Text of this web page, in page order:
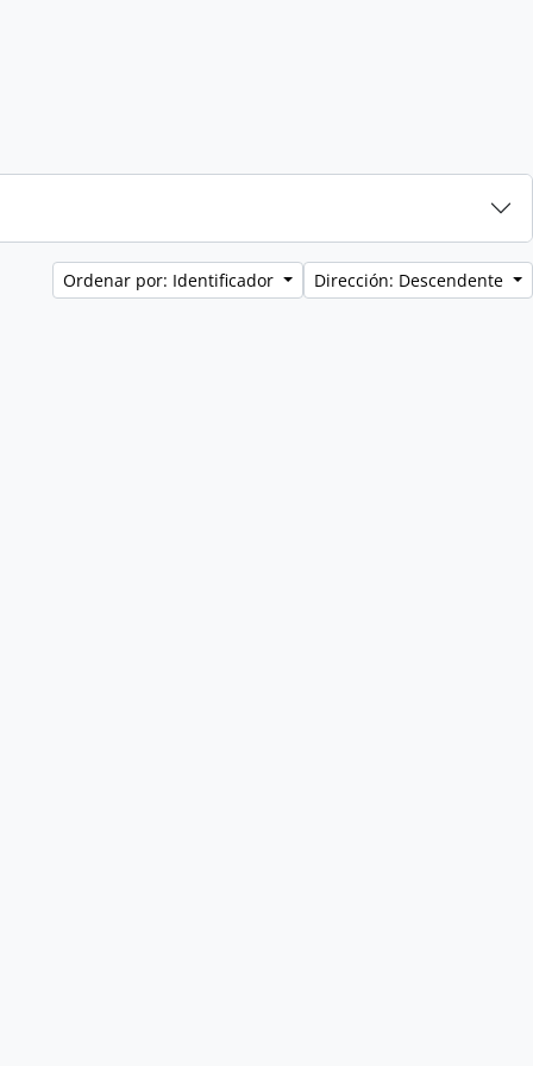
Ordenar por: Identificador Dirección: Descendente